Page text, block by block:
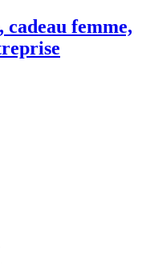
cadeau femme,